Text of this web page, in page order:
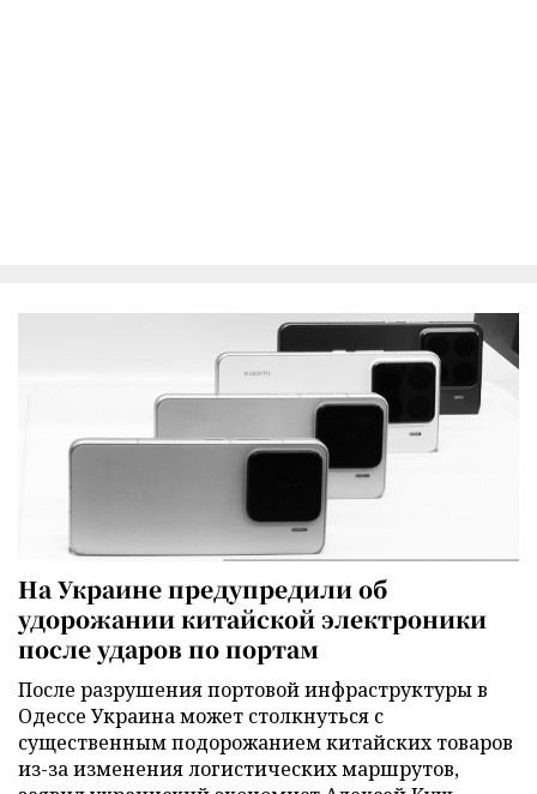
На Украине предупредили об
удорожании китайской электроники
после ударов по портам
После разрушения портовой инфраструктуры в
Одессе Украина может столкнуться с
существенным подорожанием китайских товаров
из-за изменения логистических маршрутов,